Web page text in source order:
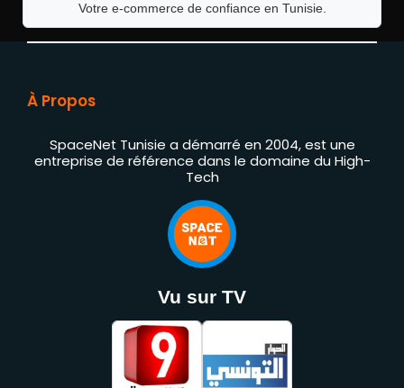
Votre e-commerce de confiance en Tunisie.
À Propos
SpaceNet Tunisie a démarré en 2004, est une
entreprise de référence dans le domaine du High-
Tech
Vu sur TV